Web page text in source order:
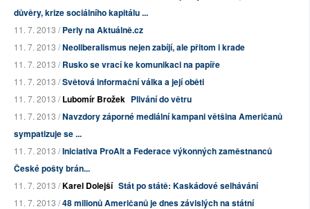
důvěry, krize sociálního kapitálu ...
11. 7. 2013 /Perly na Aktuálně.cz
11. 7. 2013 /Neoliberalismus nejen zabíjí, ale přitom i krade
11. 7. 2013 /Rusko se vrací ke komunikaci na papíře
11. 7. 2013 /Světová informační válka a její oběti
11. 7. 2013 /Lubomír Brožek Plivání do větru
11. 7. 2013 /Navzdory záporné mediální kampani většina Američanů
sympatizuje se ...
11. 7. 2013 /Iniciativa ProAlt a Federace výkonných zaměstnanců
České pošty brán...
11. 7. 2013 /Karel Dolejší Stát po státě: Kaskádové selhávání
11. 7. 2013 /48 milionů Američanů je dnes závislých na státní